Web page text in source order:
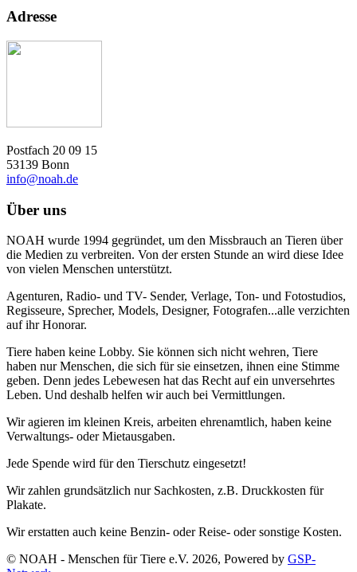
Adresse
Postfach 20 09 15
53139 Bonn
info@noah.de
Über uns
NOAH wurde 1994 gegründet, um den Missbrauch an Tieren über
die Medien zu verbreiten. Von der ersten Stunde an wird diese Idee
von vielen Menschen unterstützt.
Agenturen, Radio- und TV- Sender, Verlage, Ton- und Fotostudios,
Regisseure, Sprecher, Models, Designer, Fotografen...alle verzichten
auf ihr Honorar.
Tiere haben keine Lobby. Sie können sich nicht wehren, Tiere
haben nur Menschen, die sich für sie einsetzen, ihnen eine Stimme
geben. Denn jedes Lebewesen hat das Recht auf ein unversehrtes
Leben. Und deshalb helfen wir auch bei Vermittlungen.
Wir agieren im kleinen Kreis, arbeiten ehrenamtlich, haben keine
Verwaltungs- oder Mietausgaben.
Jede Spende wird für den Tierschutz eingesetzt!
Wir zahlen grundsätzlich nur Sachkosten, z.B. Druckkosten für
Plakate.
Wir erstatten auch keine Benzin- oder Reise- oder sonstige Kosten.
© NOAH - Menschen für Tiere e.V. 2026, Powered by GSP-